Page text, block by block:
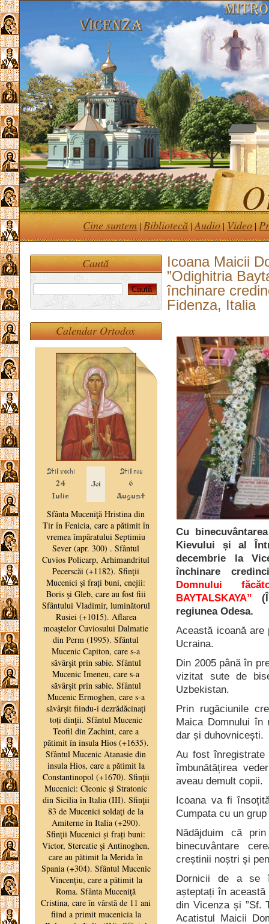
Cine suntem | Bibliotecă |Audio | Video |
Icoana Maicii
”Odighitria
închinare
Fidenza, Italia
Cu
Kievului și al
decembrie la
închinare
Domnului
BAYTALSKAYA”
regiunea Odesa.
Această icoană
Ucraina.
Din 2005 până în
vizitat sute de
Uzbekistan.
Prin rugăciunile
Maica Domnului în
dar și duhovnicești.
Au fost înregistrate
îmbunătățirea
aveau demult copii.
Icoana va fi
Cumpata cu un
Nădăjduim că
binecuvântare
creștinii noștri și
Dornicii de a se
așteptați în această
din Vicenza și ”Sf.
Acatistul Maicii
Caută
Calendar Ortodox